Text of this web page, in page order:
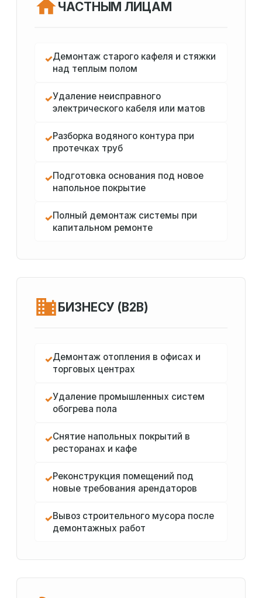
ЧАСТНЫМ ЛИЦАМ
✓Демонтаж старого кафеля и стяжки
над теплым полом
✓Удаление неисправного
электрического кабеля или матов
✓Разборка водяного контура при
протечках труб
✓Подготовка основания под новое
напольное покрытие
✓Полный демонтаж системы при
капитальном ремонте
БИЗНЕСУ (B2B)
✓Демонтаж отопления в офисах и
торговых центрах
✓Удаление промышленных систем
обогрева пола
✓Снятие напольных покрытий в
ресторанах и кафе
✓Реконструкция помещений под
новые требования арендаторов
✓Вывоз строительного мусора после
демонтажных работ